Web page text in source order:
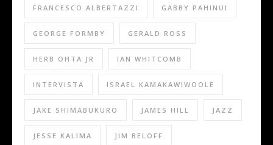
FRANCESCO ALBERTAZZI GABBY PAHINUI
GEORGE FORMBY GERALD ROSS
HERB OHTA JR IAN WHITCOMB
INTERVISTA ISRAEL KAMAKAWIWOOLE
JAKE SHIMABUKURO JAMES HILL JAZZ
JESSE KALIMA JIM BELOFF